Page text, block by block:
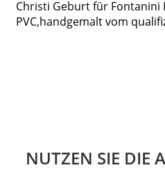
Christi Geburt für Fontanini
PVC,handgemalt vom
NUTZEN SIE DIE